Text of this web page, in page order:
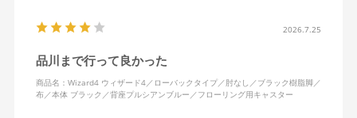
含めれば私より体重の軽い利用者は数多くいると思われるため、
あれば、ロッキング機能としてどのような使用感を想定している
のか疑問に感じています。
2026.7.25
品川まで行って良かった
商品名：Wizard4 ウィザード4／ローバックタイプ／肘なし／ブラック樹脂脚／
布／本体 ブラック／背座プルシアンブルー／フローリング用キャスター